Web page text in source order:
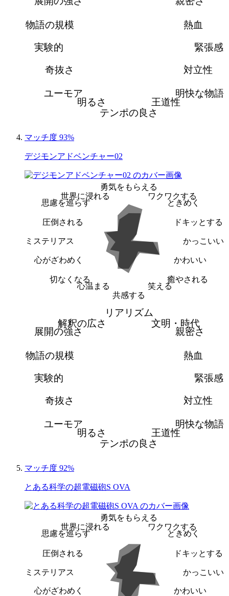
熱血
緊張感
対立性
明快な物語
王道性
テンポの良さ
明るさ
ユーモア
奇抜さ
実験的
物語の規模
マッチ度 93%
デジモンアドベンチャー02
勇気をもらえる
ワクワクする
ときめく
ドキッとする
かっこいい
かわいい
癒やされる
笑える
共感する
心温まる
切なくなる
心がざわめく
ミステリアス
圧倒される
思慮を巡らす
世界に浸れる
リアリズム
文明・時代
親密さ
熱血
緊張感
対立性
明快な物語
王道性
テンポの良さ
明るさ
ユーモア
奇抜さ
実験的
物語の規模
展開の強さ
解釈の広さ
マッチ度 92%
とある科学の超電磁砲S OVA
勇気をもらえる
ワクワクする
ときめく
ドキッとする
かっこいい
かわいい
心がざわめく
ミステリアス
圧倒される
思慮を巡らす
世界に浸れる